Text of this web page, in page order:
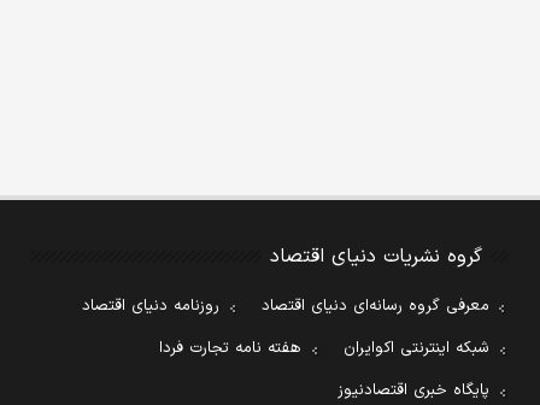
گروه نشریات دنیای اقتصاد
معرفی گروه رسانه‌ای دنیای اقتصاد
روزنامه دنیای اقتصاد
شبکه اینترنتی اکوایران
هفته نامه تجارت فردا
پایگاه خبری اقتصادنیوز